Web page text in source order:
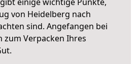
von Heidelberg nach
sind. Angefangen bei
zum Verpacken Ihres